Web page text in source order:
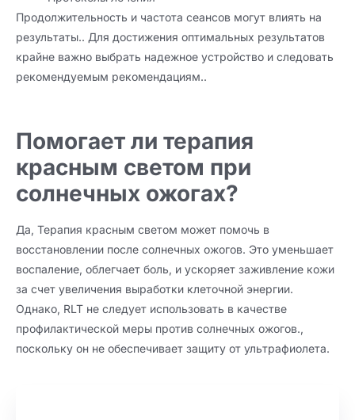
Продолжительность и частота сеансов могут влиять на
результаты.. Для достижения оптимальных результатов
крайне важно выбрать надежное устройство и следовать
рекомендуемым рекомендациям..
Помогает ли терапия
красным светом при
солнечных ожогах?
Да, Терапия красным светом может помочь в
восстановлении после солнечных ожогов. Это уменьшает
воспаление, облегчает боль, и ускоряет заживление кожи
за счет увеличения выработки клеточной энергии.
Однако, RLT не следует использовать в качестве
профилактической меры против солнечных ожогов.,
поскольку он не обеспечивает защиту от ультрафиолета.